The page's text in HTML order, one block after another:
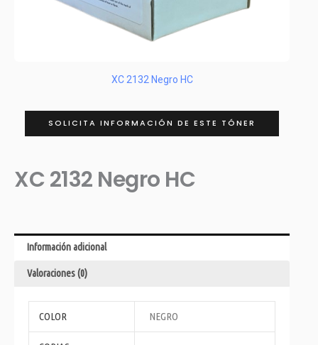
XC 2132 Negro HC
SOLICITA INFORMACIÓN DE ESTE TÓNER
XC 2132 Negro HC
Información adicional
Valoraciones (0)
COLOR NEGRO